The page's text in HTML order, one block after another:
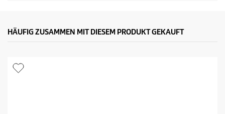
HÄUFIG ZUSAMMEN MIT DIESEM PRODUKT GEKAUFT